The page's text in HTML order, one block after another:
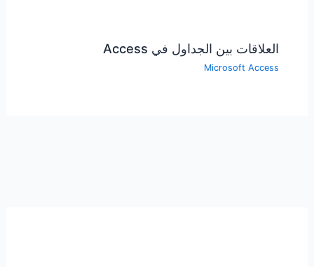
العلاقات بين الجداول في Access
Microsoft Access